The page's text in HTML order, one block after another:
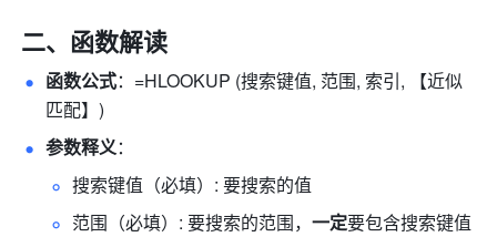
二、函数解读
函数公式：=HLOOKUP (搜索键值, 范围, 索引, 【近似
匹配】)
参数释义：
搜索键值（必填）: 要搜索的值
范围（必填）: 要搜索的范围，一定要包含搜索键值